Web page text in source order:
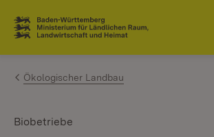
Zum Inhalt springen
Link zur Startseite
Ökologischer Landbau
Biobetriebe